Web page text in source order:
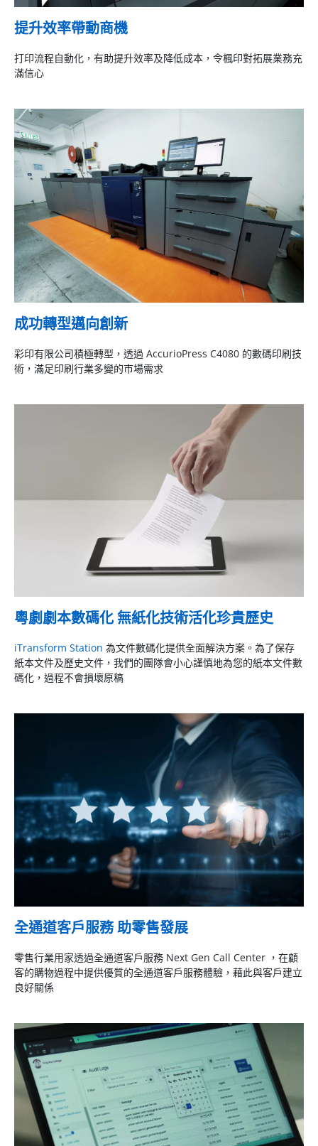
提升效率帶動商機
打印流程自動化，有助提升效率及降低成本，令楓印對拓展業務充
滿信心
成功轉型邁向創新
彩印有限公司積極轉型，透過 AccurioPress C4080 的數碼印刷技
術，滿足印刷行業多變的巿場需求
粵劇劇本數碼化 無紙化技術活化珍貴歷史
iTransform Station 為文件數碼化提供全面解決方案。為了保存
紙本文件及歷史文件，我們的團隊會小心謹慎地為您的紙本文件數
碼化，過程不會損壞原稿
全通道客戶服務 助零售發展
零售行業用家透過全通道客戶服務 Next Gen Call Center ，在顧
客的購物過程中提供優質的全通道客戶服務體驗，藉此與客戶建立
良好關係